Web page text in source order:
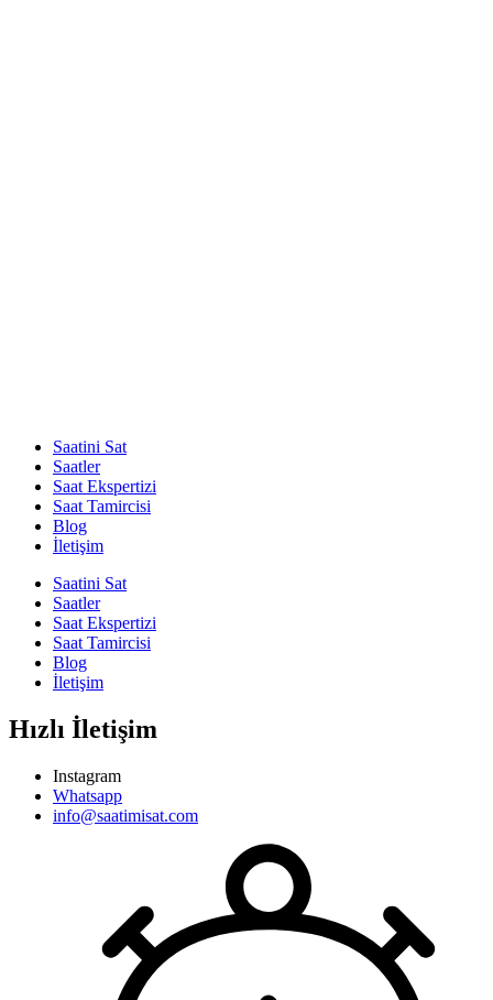
Saatini Sat
Saatler
Saat Ekspertizi
Saat Tamircisi
Blog
İletişim
Saatini Sat
Saatler
Saat Ekspertizi
Saat Tamircisi
Blog
İletişim
Hızlı İletişim
Instagram
Whatsapp
info@saatimisat.com